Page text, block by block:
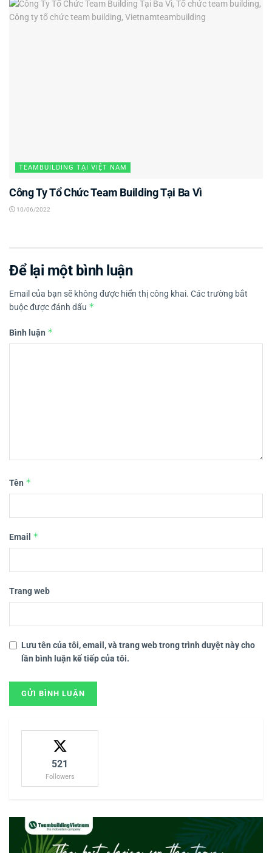
TEAMBUILDING TẠI VIỆT NAM
Công Ty Tổ Chức Team Building Tại Ba Vì
10/06/2022
Để lại một bình luận
Email của bạn sẽ không được hiển thị công khai. Các trường bắt
buộc được đánh dấu *
Bình luận *
Tên *
Email *
Trang web
Lưu tên của tôi, email, và trang web trong trình duyệt này cho
lần bình luận kế tiếp của tôi.
521
Followers